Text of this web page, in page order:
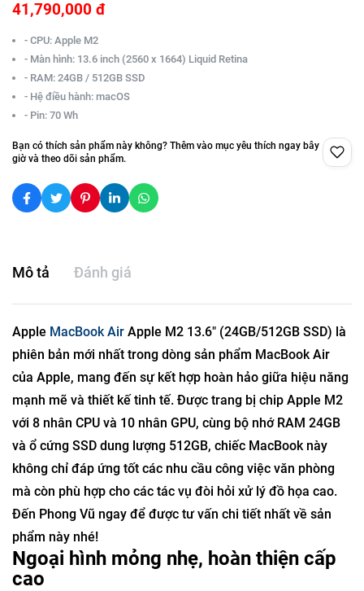
41,790,000 đ
- CPU: Apple M2
- Màn hình: 13.6 inch (2560 x 1664) Liquid Retina
- RAM: 24GB / 512GB SSD
- Hệ điều hành: macOS
- Pin: 70 Wh
Bạn có thích sản phẩm này không? Thêm vào mục yêu thích ngay bây
giờ và theo dõi sản phẩm.
Mô tả Đánh giá
Apple MacBook Air Apple M2 13.6" (24GB/512GB SSD) là
phiên bản mới nhất trong dòng sản phẩm MacBook Air
của Apple, mang đến sự kết hợp hoàn hảo giữa hiệu năng
mạnh mẽ và thiết kế tinh tế. Được trang bị chip Apple M2
với 8 nhân CPU và 10 nhân GPU, cùng bộ nhớ RAM 24GB
và ổ cứng SSD dung lượng 512GB, chiếc MacBook này
không chỉ đáp ứng tốt các nhu cầu công việc văn phòng
mà còn phù hợp cho các tác vụ đòi hỏi xử lý đồ họa cao.
Đến Phong Vũ ngay để được tư vấn chi tiết nhất về sản
phẩm này nhé!
Ngoại hình mỏng nhẹ, hoàn thiện cấp
cao